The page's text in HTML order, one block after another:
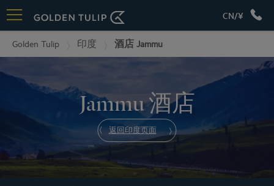
CN/¥
Golden Tulip 印度 酒店 Jammu
Jammu 酒店
返回印度页面